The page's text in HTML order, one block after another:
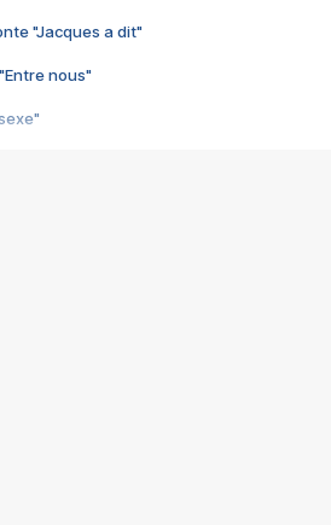
"Jacques a dit"
nous"